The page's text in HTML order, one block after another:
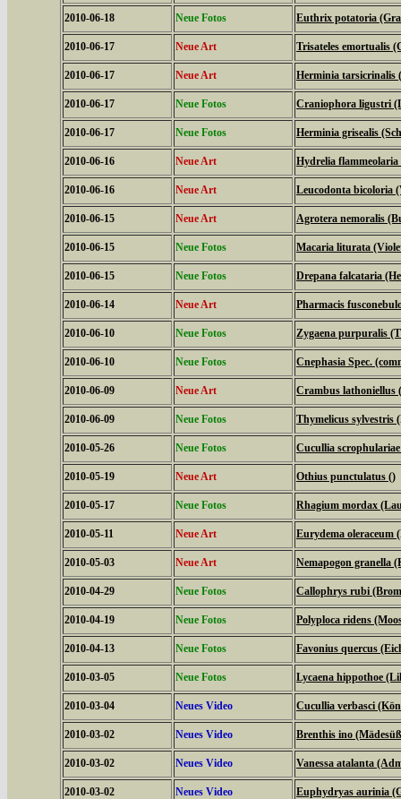
2010-06-18 Neue Fotos Euthrix potatoria
2010-06-17 Neue Art Trisateles emortualis
2010-06-17 Neue Art Herminia tarsicrinalis
2010-06-17 Neue Fotos Craniophora ligustri
2010-06-17 Neue Fotos Herminia grisealis
2010-06-16 Neue Art Hydrelia
2010-06-16 Neue Art Leucodonta bicoloria
2010-06-15 Neue Art Agrotera nemoralis
2010-06-15 Neue Fotos Macaria liturata
2010-06-15 Neue Fotos Drepana falcataria
2010-06-14 Neue Art Pharmacis
2010-06-10 Neue Fotos Zygaena purpuralis
2010-06-10 Neue Fotos Cnephasia Spec.
2010-06-09 Neue Art Crambus lathoniellus
2010-06-09 Neue Fotos Thymelicus
2010-05-26 Neue Fotos Cucullia
2010-05-19 Neue Art Othius punctulatus ()
2010-05-17 Neue Fotos Rhagium mordax
2010-05-11 Neue Art Eurydema oleraceum
2010-05-03 Neue Art Nemapogon granella
2010-04-29 Neue Fotos Callophrys rubi
2010-04-19 Neue Fotos Polyploca ridens
2010-04-13 Neue Fotos Favonius quercus
2010-03-05 Neue Fotos Lycaena hippothoe
2010-03-04 Neues Video Cucullia verbasci
2010-03-02 Neues Video Brenthis ino
2010-03-02 Neues Video Vanessa atalanta
2010-03-02 Neues Video Euphydryas aurinia